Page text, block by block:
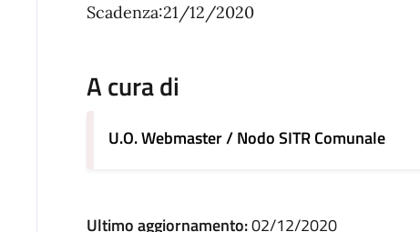
Scadenza:21/12/2020
A cura di
U.O. Webmaster / Nodo SITR Comunale
Ultimo aggiornamento:02/12/2020